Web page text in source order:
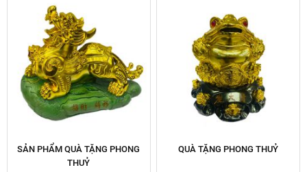
SẢN PHẨM QUÀ TẶNG PHONG
THUỶ
QUÀ TẶNG PHONG THUỶ